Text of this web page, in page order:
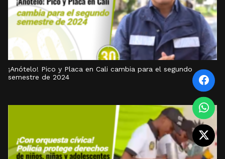
¡Anótelo! Pico y Placa en Cali cambia para el segundo
semestre de 2024